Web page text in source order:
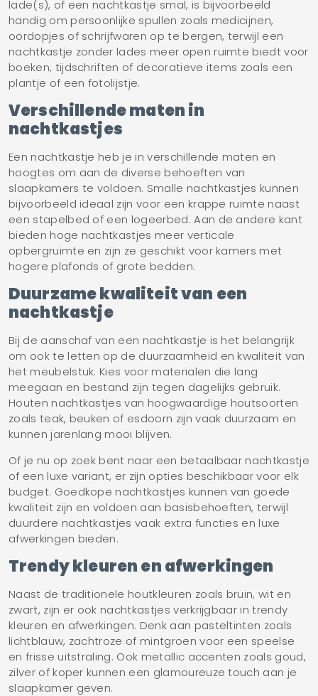
lade(s), of een nachtkastje smal, is bijvoorbeeld
handig om persoonlijke spullen zoals medicijnen,
oordopjes of schrijfwaren op te bergen, terwijl een
nachtkastje zonder lades meer open ruimte biedt voor
boeken, tijdschriften of decoratieve items zoals een
plantje of een fotolijstje.
Verschillende maten in
nachtkastjes
Een nachtkastje heb je in verschillende maten en
hoogtes om aan de diverse behoeften van
slaapkamers te voldoen. Smalle nachtkastjes kunnen
bijvoorbeeld ideaal zijn voor een krappe ruimte naast
een stapelbed of een logeerbed. Aan de andere kant
bieden hoge nachtkastjes meer verticale
opbergruimte en zijn ze geschikt voor kamers met
hogere plafonds of grote bedden.
Duurzame kwaliteit van een
nachtkastje
Bij de aanschaf van een nachtkastje is het belangrijk
om ook te letten op de duurzaamheid en kwaliteit van
het meubelstuk. Kies voor materialen die lang
meegaan en bestand zijn tegen dagelijks gebruik.
Houten nachtkastjes van hoogwaardige houtsoorten
zoals teak, beuken of esdoorn zijn vaak duurzaam en
kunnen jarenlang mooi blijven.
Of je nu op zoek bent naar een betaalbaar nachtkastje
of een luxe variant, er zijn opties beschikbaar voor elk
budget. Goedkope nachtkastjes kunnen van goede
kwaliteit zijn en voldoen aan basisbehoeften, terwijl
duurdere nachtkastjes vaak extra functies en luxe
afwerkingen bieden.
Trendy kleuren en afwerkingen
Naast de traditionele houtkleuren zoals bruin, wit en
zwart, zijn er ook nachtkastjes verkrijgbaar in trendy
kleuren en afwerkingen. Denk aan pasteltinten zoals
lichtblauw, zachtroze of mintgroen voor een speelse
en frisse uitstraling. Ook metallic accenten zoals goud,
zilver of koper kunnen een glamoureuze touch aan je
slaapkamer geven.